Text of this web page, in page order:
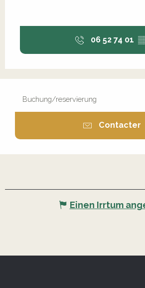
06 52 74 01
Buchung/reservierung
Contacter
Einen Irrtum